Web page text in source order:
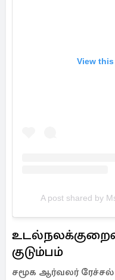
View
A post shared by
குடும்பம்
சமூக ஆர்வலர் ரேச்சல்